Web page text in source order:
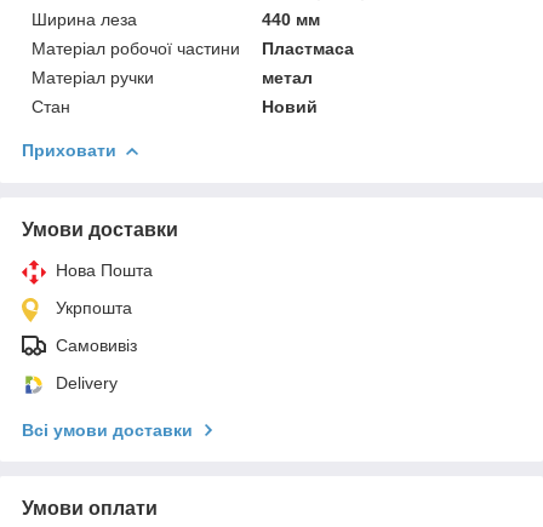
Ширина леза
440 мм
Матеріал робочої частини
Пластмаса
Матеріал ручки
метал
Стан
Новий
Приховати
Умови доставки
Нова Пошта
Укрпошта
Самовивіз
Delivery
Всі умови доставки
Умови оплати